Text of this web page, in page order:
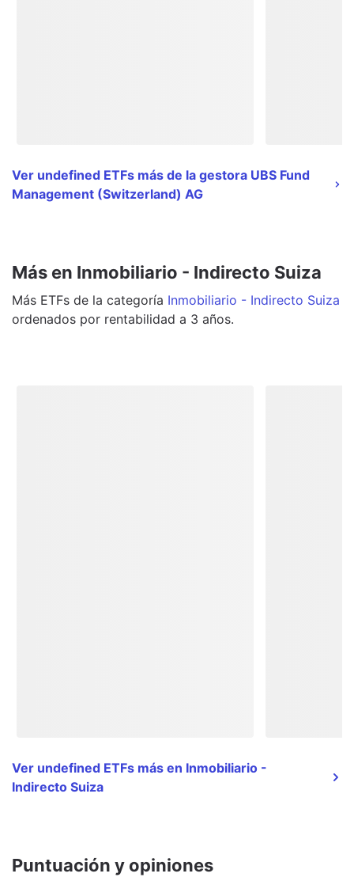
Ver undefined ETFs más de la gestora UBS Fund
Management (Switzerland) AG
Más en Inmobiliario - Indirecto Suiza
Más ETFs de la categoría Inmobiliario - Indirecto Suiza
ordenados por rentabilidad a 3 años.
Ver undefined ETFs más en Inmobiliario -
Indirecto Suiza
Puntuación y opiniones